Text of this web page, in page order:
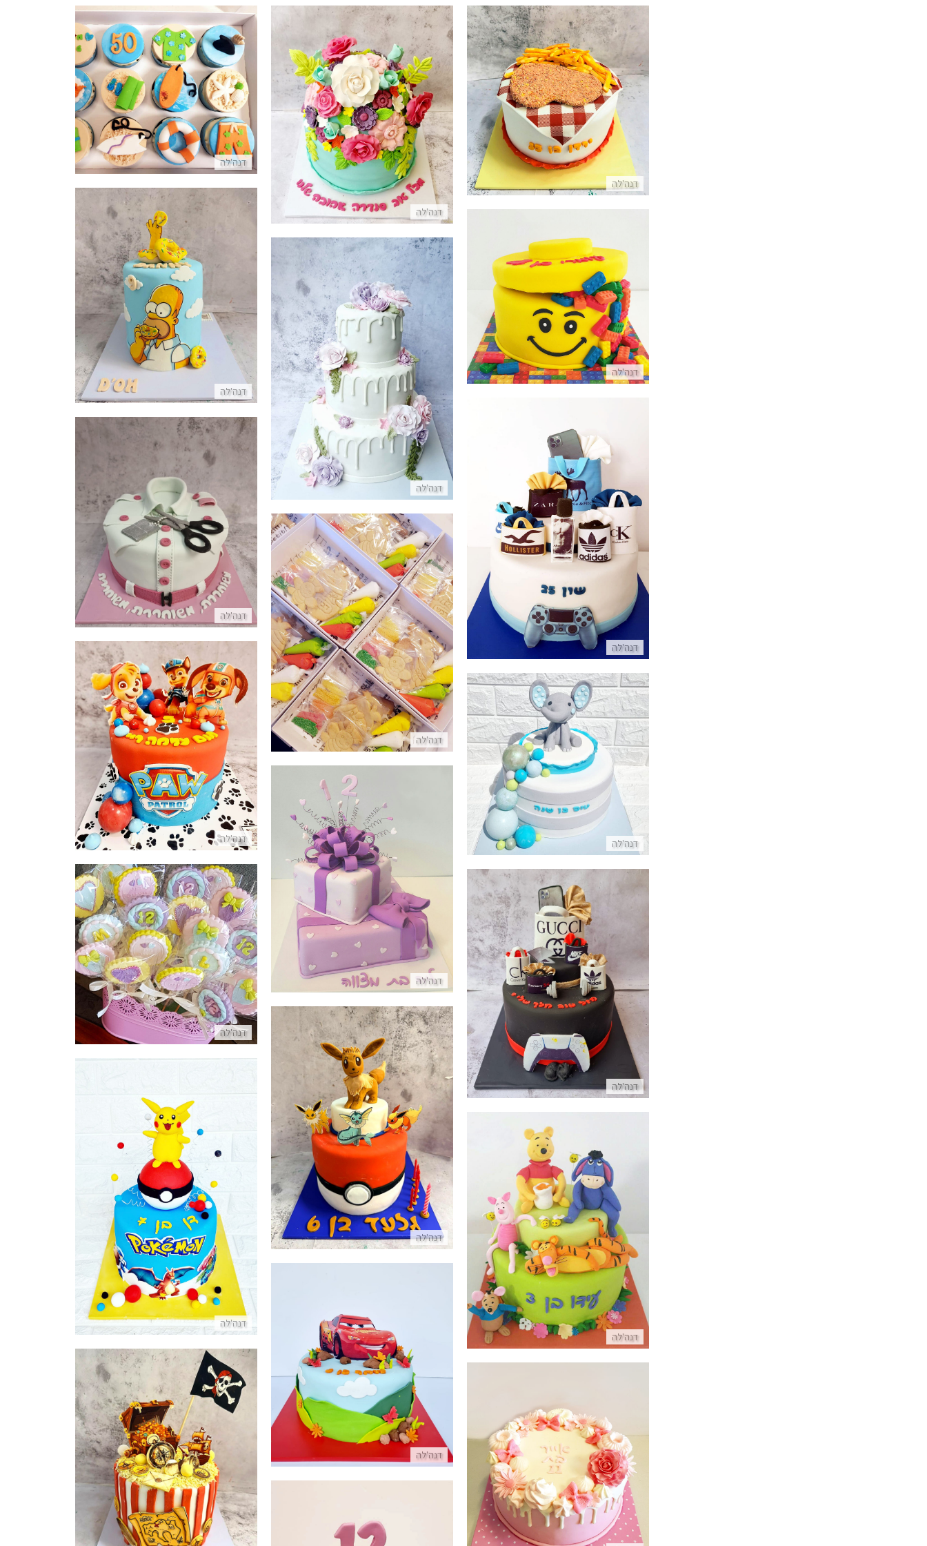
דנה'לה
קאפקייקס בעיצוב ים מבצק סוכר
פרטים נוספים
דנה'לה
עוגת זר פרחים מבצק סוכר
פרטים נוספים
דנה'לה
עוגה מיוחדת בעיצוב סלסלת עוף וציפס
פרטים נוספים
דנה'לה
עוגת הסימפסונס עם דונאטס מבצק סוכר
פרטים נוספים
דנה'לה
עוגת לגו מדהימה מבצק סוכר
פרטים נוספים
דנה'לה
עוגת חתונה מושלמת
פרטים נוספים
דנה'לה
עוגת מותגים לגבר
פרטים נוספים
דנה'לה
עוגה מעוצבת לשחרור מבצק סוכר
פרטים נוספים
דנה'לה
ערכת עוגיות לילדים
פרטים נוספים
דנה'לה
עוגת הכלבלבים של מפרץ ההרפתקאות
פרטים נוספים
דנה'לה
עוגה עם פיל מבצק סוכר
פרטים נוספים
דנה'לה
עוגת בת מצווה מתנות מבצק סוכר
פרטים נוספים
דנה'לה
סוכריות לבת מצווה מבצק סוכר
פרטים נוספים
דנה'לה
עוגת מותגים לגבר
פרטים נוספים
דנה'לה
עוגת פוקימון מבצק סוכר
פרטים נוספים
דנה'לה
עוגה מעוצבת של פוקימון
פרטים נוספים
דנה'לה
עוגת פו הדב ליום הולדת
פרטים נוספים
דנה'לה
מכוניות עוגת ספידי מבצק סוכר
פרטים נוספים
עוגת פיראטים ותיבת אוצר
פרטים נוספים
עוגת טפטופים ופרחים מבצק סוכר
פרטים נוספים